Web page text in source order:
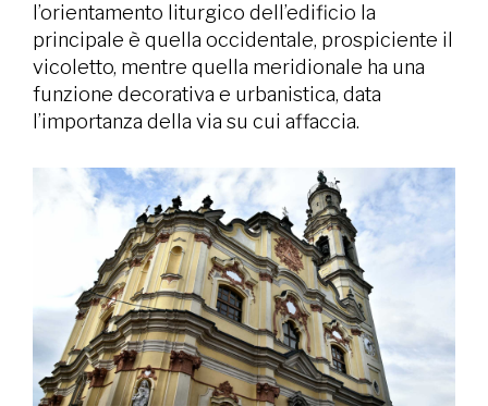
l’orientamento liturgico dell’edificio la
principale è quella occidentale, prospiciente il
vicoletto, mentre quella meridionale ha una
funzione decorativa e urbanistica, data
l’importanza della via su cui affaccia.